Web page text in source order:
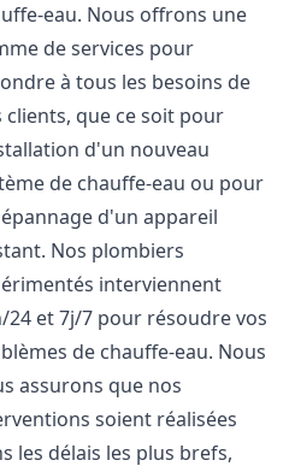
eau. Nous offrons une
de services pour
à tous les besoins de
clients, que ce soit pour
d'un nouveau
de chauffe-eau ou pour
d'un appareil
Nos plombiers
interviennent
24 et 7j/7 pour résoudre vos
de chauffe-eau. Nous
assurons que nos
soient réalisées
les délais les plus brefs,